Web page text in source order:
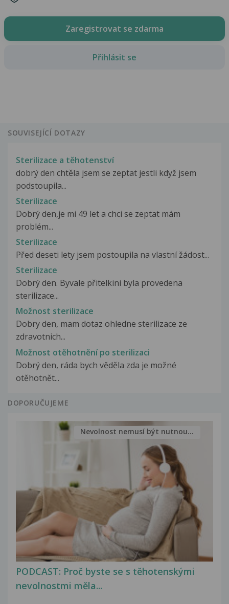
Zaregistrovat se zdarma
Přihlásit se
SOUVISEJÍCÍ DOTAZY
Sterilizace a těhotenství
dobrý den chtěla jsem se zeptat jestli když jsem
podstoupila...
Sterilizace
Dobrý den,je mi 49 let a chci se zeptat mám
problém...
Sterilizace
Před deseti lety jsem postoupila na vlastní žádost...
Sterilizace
Dobrý den. Byvale přitelkini byla provedena
sterilizace...
Možnost sterilizace
Dobry den, mam dotaz ohledne sterilizace ze
zdravotnich...
Možnost otěhotnění po sterilizaci
Dobrý den, ráda bych věděla zda je možné
otěhotnět...
DOPORUČUJEME
PODCAST: Proč byste se s těhotenskými
nevolnostmi měla...
Nevolnost nemusí být nutnou...